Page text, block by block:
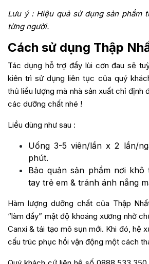
Lưu ý : Hiệu quả sử dụng sản phẩm
từng người.
Cách sử dụng Thập
Tác dụng hỗ trợ đẩy lùi cơn đau sẽ
kiên trì sử dụng liên tục của quý
thủ liều lượng mà nhà sản xuất chỉ định
các dưỡng chất nhé !
Liều dùng như sau :
Uống 3-5 viên/lần x 2 lần/
phút.
Bảo quản sản phẩm nơi khô
tay trẻ em & tránh ánh nắng
Hàm lượng dưỡng chất của Thập
“làm đầy” mật độ khoáng xương nhờ
Canxi & tái tạo mô sụn mới. Khi đó, hệ
cấu trúc phục hồi vận động một cách